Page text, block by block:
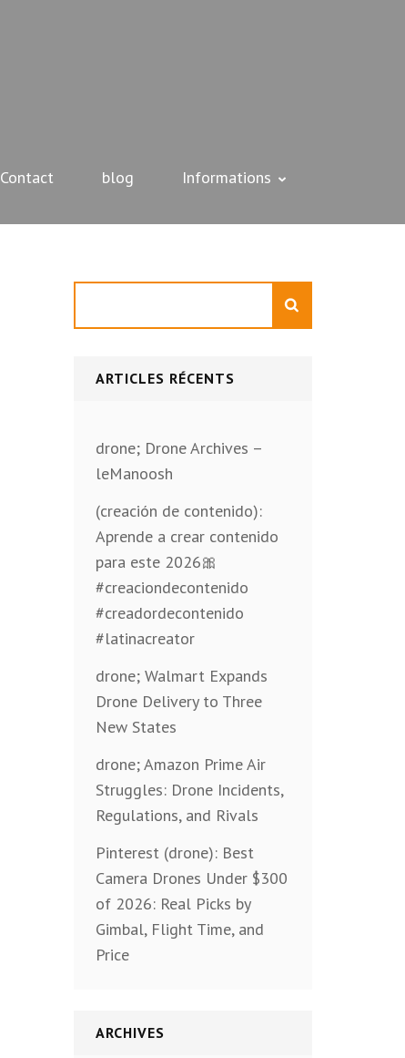
Contact blog Informations
ARTICLES RÉCENTS
drone; Drone Archives –
leManoosh
(creación de contenido):
Aprende a crear contenido
para este 2026🎀
#creaciondecontenido
#creadordecontenido
#latinacreator
drone; Walmart Expands
Drone Delivery to Three
New States
drone; Amazon Prime Air
Struggles: Drone Incidents,
Regulations, and Rivals
Pinterest (drone): Best
Camera Drones Under $300
of 2026: Real Picks by
Gimbal, Flight Time, and
Price
ARCHIVES